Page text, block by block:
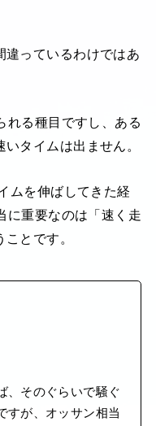
違っているわけではあ
れる種目ですし、ある
タイムは出ません。
ムを伸ばしてきた経
に重要なのは「速く走
とです。
、そのぐらいで騒ぐ
すが、オッサン相当